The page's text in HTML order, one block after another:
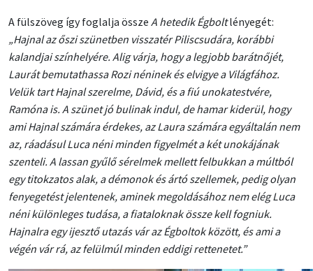
A fülszöveg így foglalja össze A hetedik Égboltlényegét:
„Hajnal az őszi szünetben visszatér Piliscsudára, korábbi
kalandjai színhelyére. Alig várja, hogy a legjobb barátnőjét,
Laurát bemutathassa Rozi néninek és elvigye a Világfához.
Velük tart Hajnal szerelme, Dávid, és a fiú unokatestvére,
Ramóna is. A szünet jó bulinak indul, de hamar kiderül, hogy
ami Hajnal számára érdekes, az Laura számára egyáltalán nem
az, ráadásul Luca néni minden figyelmét a két unokájának
szenteli. A lassan gyűlő sérelmek mellett felbukkan a múltból
egy titokzatos alak, a démonok és ártó szellemek, pedig olyan
fenyegetést jelentenek, aminek megoldásához nem elég Luca
néni különleges tudása, a fiataloknak össze kell fogniuk.
Hajnalra egy ijesztő utazás vár az Égboltok között, és ami a
végén vár rá, az felülmúl minden eddigi rettenetet.”